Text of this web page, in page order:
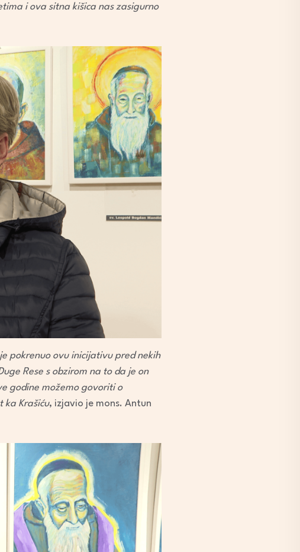
i ova sitna kišica nas zasigurno
pokrenuo ovu inicijativu pred nekih
Rese s obzirom na to da je on
godine možemo govoriti o
ka Krašiću, izjavio je mons. Antun